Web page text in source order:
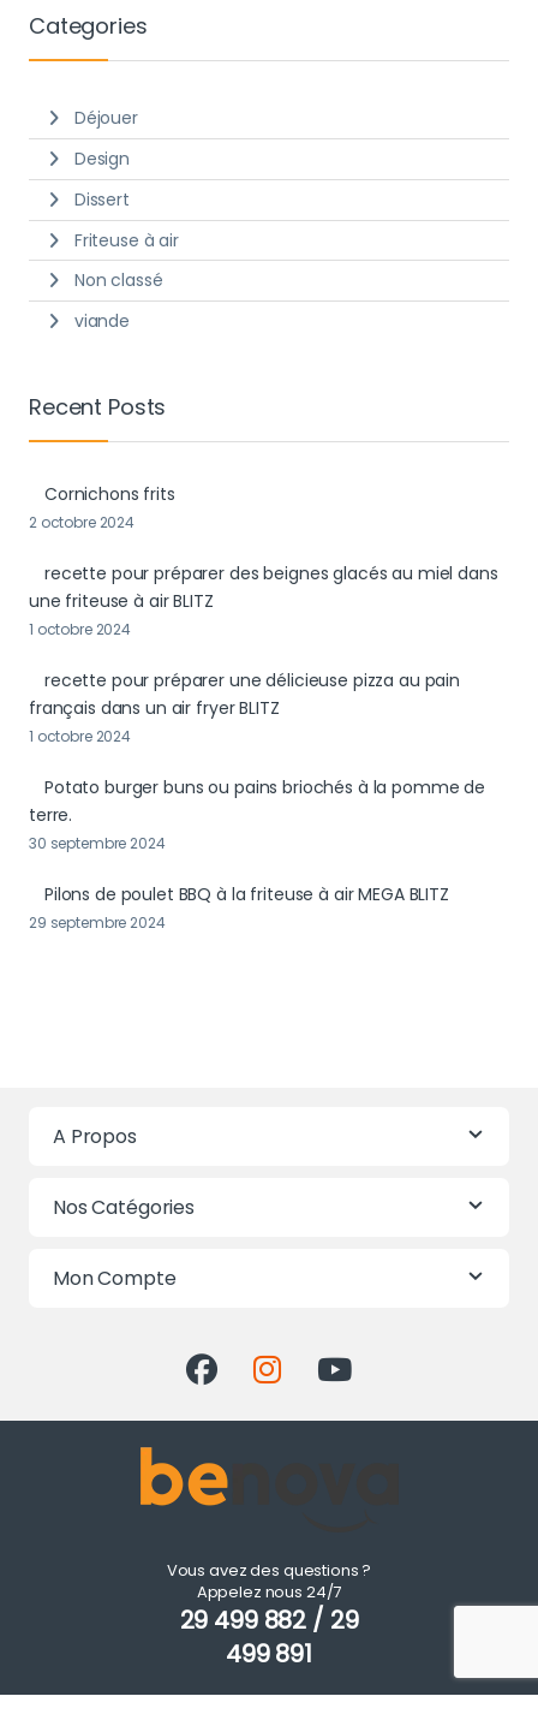
Categories
Déjouer
Design
Dissert
Friteuse à air
Non classé
viande
Recent Posts
Cornichons frits
2 octobre 2024
recette pour préparer des beignes glacés au miel dans
une friteuse à air BLITZ
1 octobre 2024
recette pour préparer une délicieuse pizza au pain
français dans un air fryer BLITZ
1 octobre 2024
Potato burger buns ou pains briochés à la pomme de
terre.
30 septembre 2024
Pilons de poulet BBQ à la friteuse à air MEGA BLITZ
29 septembre 2024
A Propos
Nos Catégories
Mon Compte
Vous avez des questions ?
Appelez nous 24/7
29 499 882 / 29
499 891